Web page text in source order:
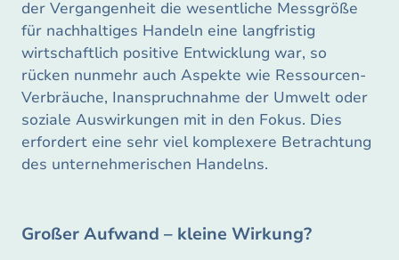
der Vergangenheit die wesentliche Messgröße
für nachhaltiges Handeln eine langfristig
wirtschaftlich positive Entwicklung war, so
rücken nunmehr auch Aspekte wie Ressourcen-
Verbräuche, Inanspruchnahme der Umwelt oder
soziale Auswirkungen mit in den Fokus. Dies
erfordert eine sehr viel komplexere Betrachtung
des unternehmerischen Handelns.
Großer Aufwand – kleine Wirkung?